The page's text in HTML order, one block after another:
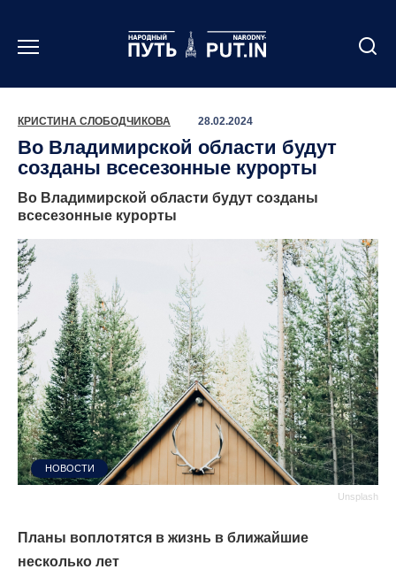
содержанию
КРИСТИНА СЛОБОДЧИКОВА 28.02.2024
Во Владимирской области будут
созданы всесезонные курорты
Во Владимирской области будут созданы
всесезонные курорты
Unsplash
НОВОСТИ
Планы воплотятся в жизнь в ближайшие
несколько лет